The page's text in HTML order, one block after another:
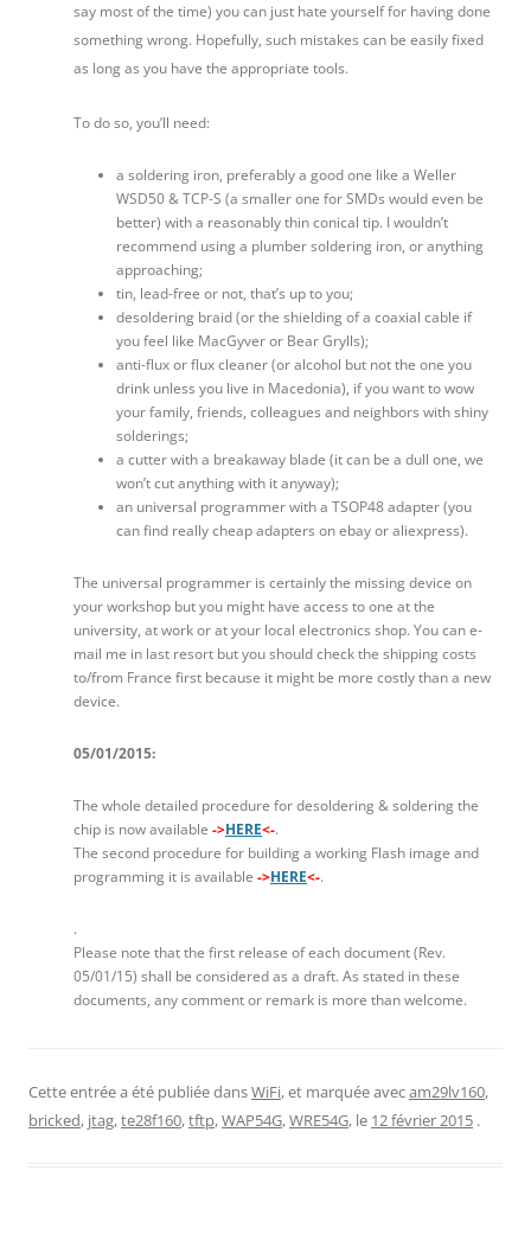
say most of the time) you can just hate yourself for having done
something wrong. Hopefully, such mistakes can be easily fixed
as long as you have the appropriate tools.
To do so, you’ll need:
a soldering iron, preferably a good one like a Weller
WSD50 & TCP-S (a smaller one for SMDs would even be
better) with a reasonably thin conical tip. I wouldn’t
recommend using a plumber soldering iron, or anything
approaching;
tin, lead-free or not, that’s up to you;
desoldering braid (or the shielding of a coaxial cable if
you feel like MacGyver or Bear Grylls);
anti-flux or flux cleaner (or alcohol but not the one you
drink unless you live in Macedonia), if you want to wow
your family, friends, colleagues and neighbors with shiny
solderings;
a cutter with a breakaway blade (it can be a dull one, we
won’t cut anything with it anyway);
an universal programmer with a TSOP48 adapter (you
can find really cheap adapters on ebay or aliexpress).
The universal programmer is certainly the missing device on
your workshop but you might have access to one at the
university, at work or at your local electronics shop. You can e-
mail me in last resort but you should check the shipping costs
to/from France first because it might be more costly than a new
device.
05/01/2015:
The whole detailed procedure for desoldering & soldering the
chip is now available ->HERE<-.
The second procedure for building a working Flash image and
programming it is available ->HERE<-.
.
Please note that the first release of each document (Rev.
05/01/15) shall be considered as a draft. As stated in these
documents, any comment or remark is more than welcome.
Cette entrée a été publiée dansWiFi, et marquée avecam29lv160,
bricked, jtag,te28f160,tftp,WAP54G,WRE54G, le 12 février 2015 .